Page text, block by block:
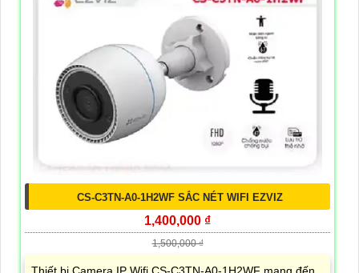
CS-C3TN-A0-1H2WF SẮC NÉT WIFI EZVIZ
1,400,000 ₫
1,500,000 ₫